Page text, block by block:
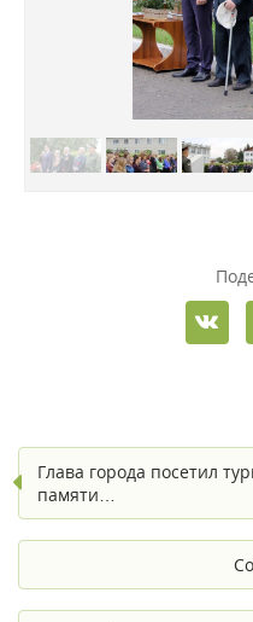
Глава города посетил
памяти…